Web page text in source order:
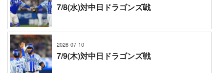
7/8(水)対中日ドラゴンズ戦
2026-07-10
7/9(木)対中日ドラゴンズ戦